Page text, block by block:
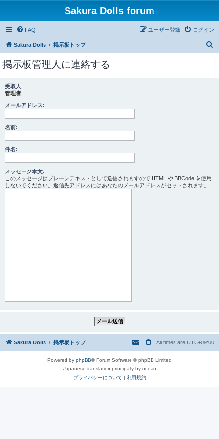
Sakura Dolls forum
FAQ ログイン
ユーザー登録
Sakura Dolls 掲示板トップ
掲示板管理人に連絡する
受取人:
管理者
メールアドレス:
名前:
件名:
メッセージ本文:
このメッセージはプレーンテキストとして送信されますので HTML や BBCode を使用
しないでください。返信先アドレスにはあなたのメールアドレスがセットされます。
Sakura Dolls 掲示板トップ All times are UTC+09:00
Powered by phpBB® Forum Software © phpBB Limited
Japanese translation principally by ocean
プライバシーについて | 利用規約